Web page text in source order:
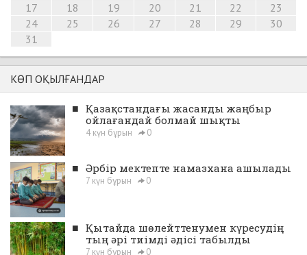
17
18 19 20 21 22
23
24
25 26 27 28 29
30
31
КӨП ОҚЫЛҒАНДАР
■ Қазақстандағы жасанды жаңбыр
ойлағандай болмай шықты
4 күн бұрын 0
■ Әрбір мектепте намазхана ашылады
7 күн бұрын 0
■ Қытайда шөлейттенумен күресудің
тың әрі тиімді әдісі табылды
7 күн бұрын 0